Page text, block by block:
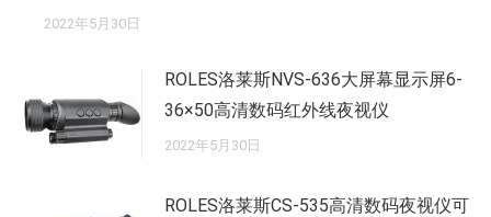
2022年5月30日
ROLES洛莱斯NVS-636大屏幕显示屏6-
36×50高清数码红外线夜视仪
2022年5月30日
ROLES洛莱斯CS-535高清数码夜视仪可